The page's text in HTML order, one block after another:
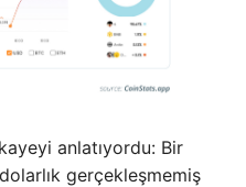
anlatıyordu: Bir
gerçekleşmemiş